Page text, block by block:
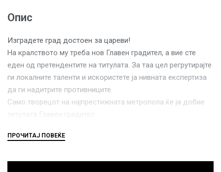
Опис
Изградете град достоен за цареви!
На кралството му треба нов Главен градител, а вие сте
еден од претендентите на титулата. За таа цел регрутирајте
ги локалните таленти и искористете ја нивната експертиза
да ги надитрите противниците.
Само творецот на најпрестижната метропола ќе ја добие
титулата Главен градител
Играта не е јазично независна текстот на картите е на